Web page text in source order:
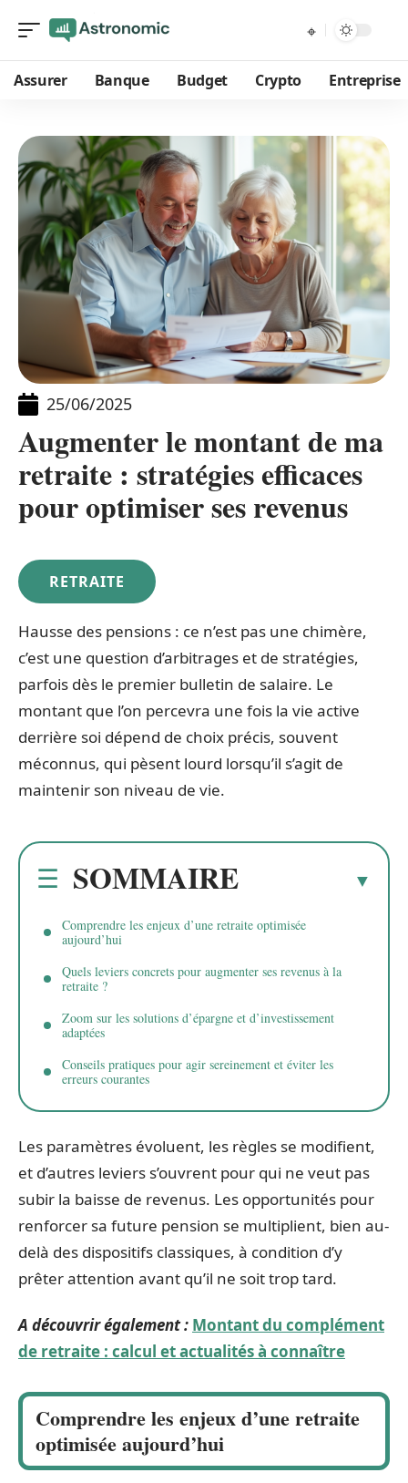
Assurer Banque Budget Crypto Entreprise
25/06/2025
Augmenter le montant de ma
retraite : stratégies efficaces
pour optimiser ses revenus
RETRAITE
Hausse des pensions : ce n’est pas une chimère,
c’est une question d’arbitrages et de stratégies,
parfois dès le premier bulletin de salaire. Le
montant que l’on percevra une fois la vie active
derrière soi dépend de choix précis, souvent
méconnus, qui pèsent lourd lorsqu’il s’agit de
maintenir son niveau de vie.
SOMMAIRE
Comprendre les enjeux d’une retraite optimisée
aujourd’hui
Quels leviers concrets pour augmenter ses revenus à la
retraite ?
Zoom sur les solutions d’épargne et d’investissement
adaptées
Conseils pratiques pour agir sereinement et éviter les
erreurs courantes
Les paramètres évoluent, les règles se modifient,
et d’autres leviers s’ouvrent pour qui ne veut pas
subir la baisse de revenus. Les opportunités pour
renforcer sa future pension se multiplient, bien au-
delà des dispositifs classiques, à condition d’y
prêter attention avant qu’il ne soit trop tard.
A découvrir également : Montant du complément
de retraite : calcul et actualités à connaître
Comprendre les enjeux d’une retraite
optimisée aujourd’hui